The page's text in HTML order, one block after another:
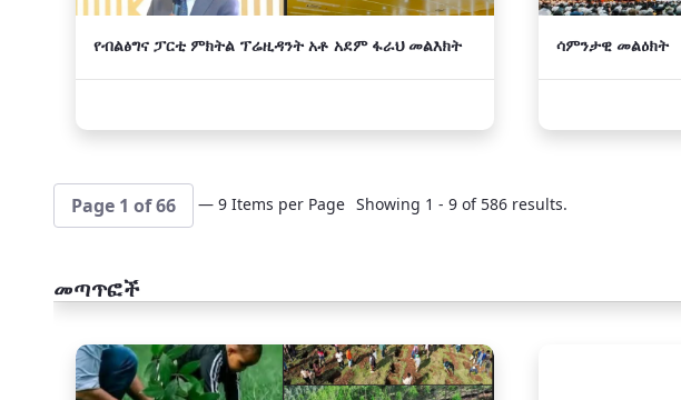
የብልፅግና ፓርቲ ምክትል ፕሬዚዳንት አቶ አደም ፋራህ መልእክት ሳምንታዊ መልዕክት
Page 1 of 66 — 9 Items per Page Showing 1 - 9 of 586 results.
መጣጥፎች
አዲስ